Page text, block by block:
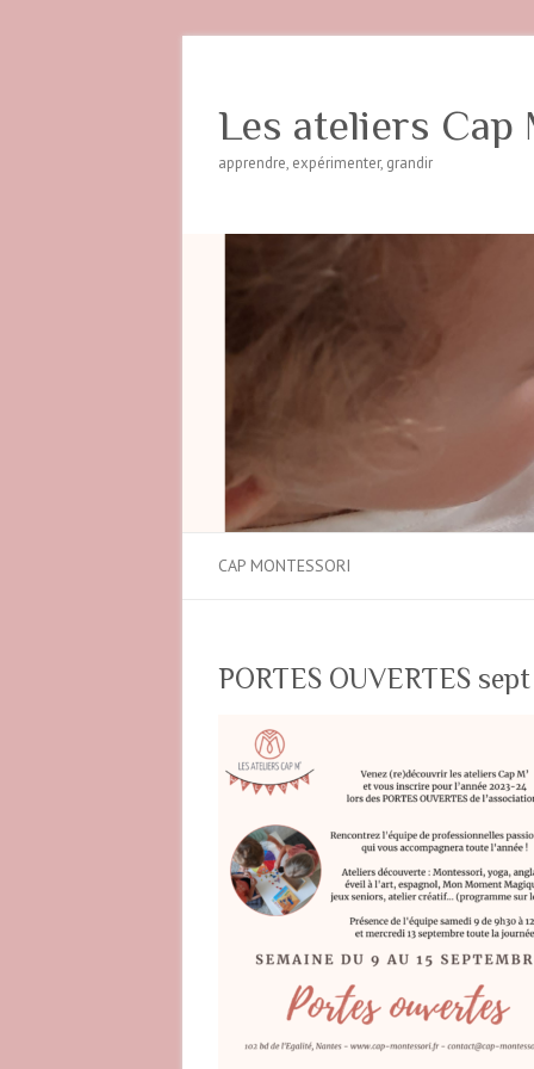
Les ateliers Cap
apprendre, expérimenter, grandir
CAP MONTESSORI
PORTES OUVERTES